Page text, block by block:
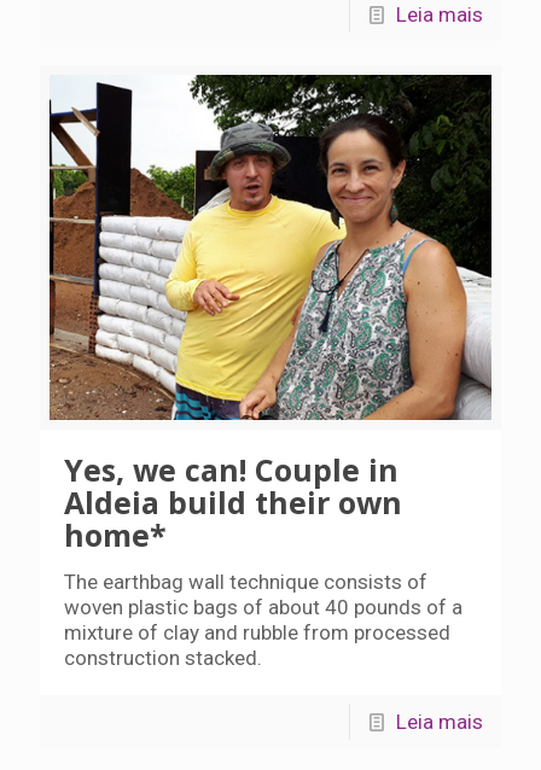
Leia mais
Yes, we can! Couple in
Aldeia build their own
home*
The earthbag wall technique consists of
woven plastic bags of about 40 pounds of a
mixture of clay and rubble from processed
construction stacked.
Leia mais